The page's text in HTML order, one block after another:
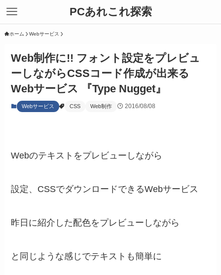
PCあれこれ探索
ホーム Webサービス
Web制作に!! フォント設定をプレビュ
ーしながらCSSコード作成が出来る
Webサービス 『Type Nugget』
Webサービス CSS Web制作 2016/08/08
Webのテキストをプレビューしながら
設定、CSSでダウンロードできるWebサービス
昨日に紹介した配色をプレビューしながら
と同じような感じでテキストも簡単に